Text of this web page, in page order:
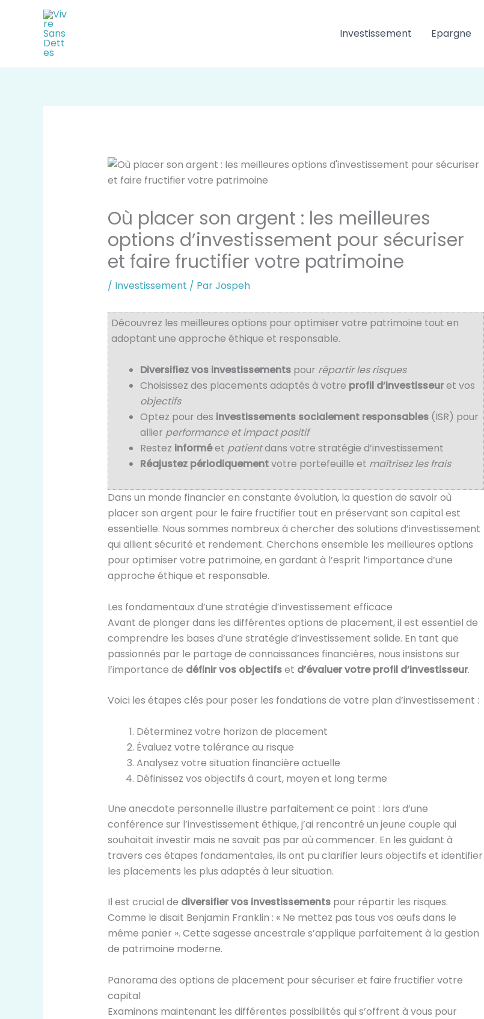
Investissement Epargne
Où placer son argent : les meilleures
options d’investissement pour sécuriser
et faire fructifier votre patrimoine
/ Investissement / ParJospeh
Découvrez les meilleures options pour optimiser votre patrimoine tout en
adoptant une approche éthique et responsable.
Diversifiez vos investissementspour répartir les risques
Choisissez des placements adaptés à votre profil d’investisseuret vos
objectifs
Optez pour des investissements socialement responsables(ISR) pour
allier performance et impact positif
Restez informéet patientdans votre stratégie d’investissement
Réajustez périodiquementvotre portefeuille et maîtrisez les frais
Dans un monde financier en constante évolution, la question de savoir où
placer son argent pour le faire fructifier tout en préservant son capital est
essentielle. Nous sommes nombreux à chercher des solutions d’investissement
qui allient sécurité et rendement. Cherchons ensemble les meilleures options
pour optimiser votre patrimoine, en gardant à l’esprit l’importance d’une
approche éthique et responsable.
Les fondamentaux d’une stratégie d’investissement efficace
Avant de plonger dans les différentes options de placement, il est essentiel de
comprendre les bases d’une stratégie d’investissement solide. En tant que
passionnés par le partage de connaissances financières, nous insistons sur
l’importance de définir vos objectifset d’évaluer votre profil d’investisseur.
Voici les étapes clés pour poser les fondations de votre plan d’investissement :
Déterminez votre horizon de placement
Évaluez votre tolérance au risque
Analysez votre situation financière actuelle
Définissez vos objectifs à court, moyen et long terme
Une anecdote personnelle illustre parfaitement ce point : lors d’une
conférence sur l’investissement éthique, j’ai rencontré un jeune couple qui
souhaitait investir mais ne savait pas par où commencer. En les guidant à
travers ces étapes fondamentales, ils ont pu clarifier leurs objectifs et identifier
les placements les plus adaptés à leur situation.
Il est crucial de diversifier vos investissementspour répartir les risques.
Comme le disait Benjamin Franklin : « Ne mettez pas tous vos œufs dans le
même panier ». Cette sagesse ancestrale s’applique parfaitement à la gestion
de patrimoine moderne.
Panorama des options de placement pour sécuriser et faire fructifier votre
capital
Examinons maintenant les différentes possibilités qui s’offrent à vous pour